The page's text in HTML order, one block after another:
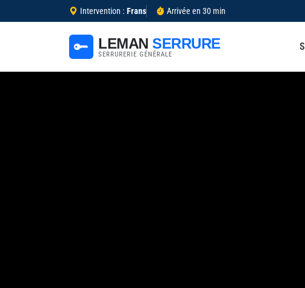
Intervention : Frans Arrivée en 30 min
LEMAN SERRURE
SERRURERIE GÉNÉRALE